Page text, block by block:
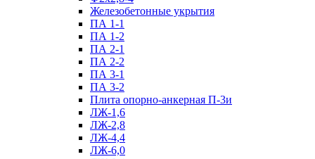
Железобетонные укрытия
ПА 1-1
ПА 1-2
ПА 2-1
ПА 2-2
ПА 3-1
ПА 3-2
Плита опорно-анкерная П-3и
ЛЖ-1,6
ЛЖ-2,8
ЛЖ-4,4
ЛЖ-6,0